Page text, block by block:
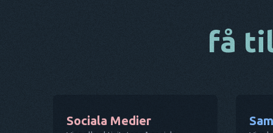
få
Sociala Medier